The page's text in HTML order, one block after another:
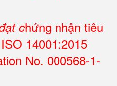
chứng nhận tiêu
14001:2015
No. 000568-1-